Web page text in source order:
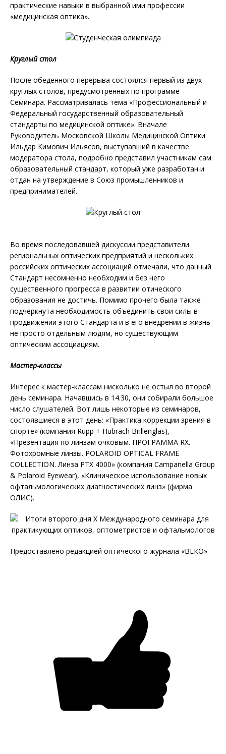
практические навыки в выбранной ими профессии
«медицинская оптика».
Круглый стол
После обеденного перерыва состоялся первый из двух
круглых столов, предусмотренных по программе
Семинара. Рассматривалась тема «Профессиональный и
Федеральный государственный образовательный
стандарты по медицинской оптике». Вначале
Руководитель Московской Школы Медицинской Оптики
Ильдар Кимович Ильясов, выступавший в качестве
модератора стола, подробно представил участникам сам
образовательный стандарт, который уже разработан и
отдан на утверждение в Союз промышленников и
предпринимателей.
Во время последовавшей дискуссии представители
региональных оптических предприятий и нескольких
российских оптических ассоциаций отмечали, что данный
Стандарт несомненно необходим и без него
существенного прогресса в развитии отического
образования не достичь. Помимо прочего была также
подчеркнута необходимость объединить свои силы в
продвижении этого Стандарта и в его внедрении в жизнь
не просто отдельным людям, но существующим
оптическим ассоциациям.
Мастер-классы
Интерес к мастер-классам нисколько не остыл во второй
день семинара. Начавшись в 14.30, они собирали большое
число слушателей. Вот лишь некоторые из семинаров,
состоявшиеся в этот день: «Практика коррекции зрения в
спорте» (компания Rupp + Hubrach Brillenglas),
«Презентация по линзам очковым. ПРОГРАММА RX.
Фотохромные линзы. POLAROID OPTICAL FRAME
COLLECTION. Линза PTX 4000» (компания Campanella Group
& Polaroid Eyewear), «Клиническое использование новых
офтальмологических диагностических линз» (фирма
ОЛИС).
Предоставлено редакцией оптического журнала «ВЕКО»